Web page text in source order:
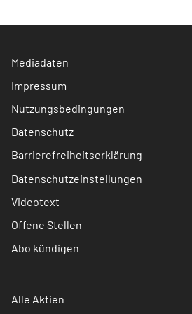
Mediadaten
Impressum
Nutzungsbedingungen
Datenschutz
Barrierefreiheitserklärung
Datenschutzeinstellungen
Videotext
Offene Stellen
Abo kündigen
Alle Aktien